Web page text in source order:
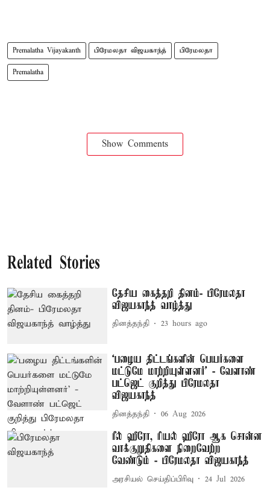
Premalatha Vijayakanth பிரேமலதா விஜயகாந்த் பிரேமலதா
Premalatha
Show Comments
Related Stories
தேசிய கைத்தறி தினம்- பிரேமலதா
விஜயகாந்த் வாழ்த்து
தினத்தந்தி 23 hours ago
‘பழைய திட்டங்களின் பெயர்களை
மட்டுமே மாற்றியுள்ளனர்’ - வேளாண்
பட்ஜெட் குறித்து பிரேமலதா
விஜயகாந்த்
தினத்தந்தி 06 Aug 2026
ரீல் ஹீரோ, ரியல் ஹீரோ ஆக சொன்ன
வாக்குறுதிகளை நிறைவேற்ற
வேண்டும் - பிரேமலதா விஜயகாந்த்
அரசியல் செய்திப்பிரிவு 24 Jul 2026